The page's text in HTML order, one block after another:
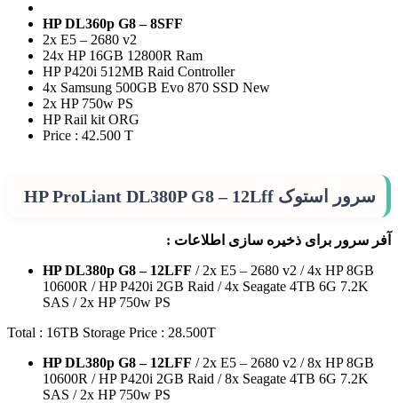
HP DL360p G8 – 8SFF
2x E5 – 2680 v2
24x HP 16GB 12800R Ram
HP P420i 512MB Raid Controller
4x Samsung 500GB Evo 870 SSD New
2x HP 750w PS
HP Rail kit ORG
Price : 42.500 T
سرور استوک HP ProLiant DL380P G8 – 12Lff
آفر سرور برای ذخیره سازی اطلاعات :
HP DL380p G8 – 12LFF / 2x E5 – 2680 v2 / 4x HP 8GB
10600R / HP P420i 2GB Raid / 4x Seagate 4TB 6G 7.2K
SAS / 2x HP 750w PS
Total : 16TB Storage Price : 28.500T
HP DL380p G8 – 12LFF / 2x E5 – 2680 v2 / 8x HP 8GB
10600R / HP P420i 2GB Raid / 8x Seagate 4TB 6G 7.2K
SAS / 2x HP 750w PS